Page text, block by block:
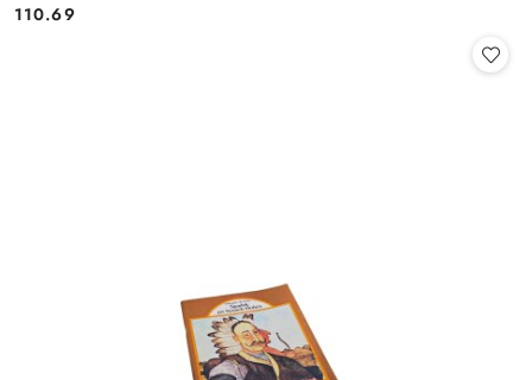
Cena:
110.69